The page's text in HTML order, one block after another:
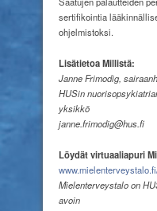
sertifikointia
ohjelmistoksi.
Lisätietoa Millistä:
Janne Frimodig,
HUSin
yksikkö
janne.frimodig@hus.fi
Löydät virtuaaliapuri
Mielenterveystalo on
avoin